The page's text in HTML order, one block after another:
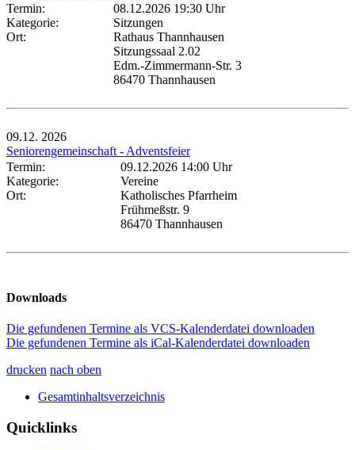
Termin:
08.12.2026 19:30 Uhr
Kategorie:
Sitzungen
Ort:
Rathaus Thannhausen
Sitzungssaal 2.02
Edm.-Zimmermann-Str. 3
86470 Thannhausen
09.12. 2026
Seniorengemeinschaft - Adventsfeier
Termin:
09.12.2026 14:00 Uhr
Kategorie:
Vereine
Ort:
Katholisches Pfarrheim
Frühmeßstr. 9
86470 Thannhausen
Downloads
Die gefundenen Termine als VCS-Kalenderdatei downloaden
Die gefundenen Termine als iCal-Kalenderdatei downloaden
drucken nach oben
Gesamtinhaltsverzeichnis
Quicklinks